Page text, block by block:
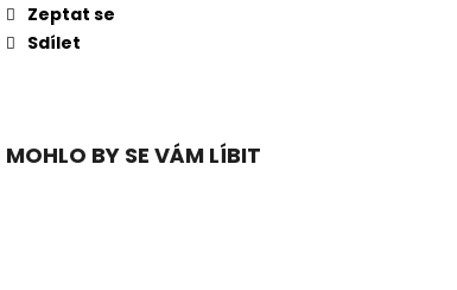
Zeptat se
Sdílet
MOHLO BY SE VÁM LÍBIT